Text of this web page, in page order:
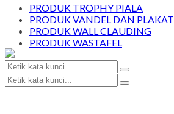
PRODUK TROPHY PIALA
PRODUK VANDEL DAN PLAKAT
PRODUK WALL CLAUDING
PRODUK WASTAFEL